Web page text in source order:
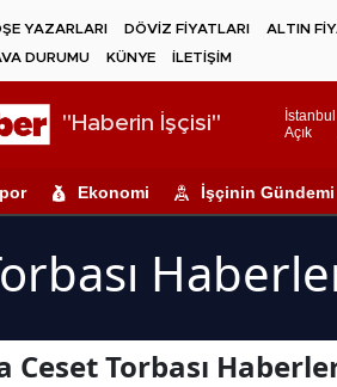
YAZARLARI DÖVİZ FİYATLARI ALTIN
DURUMU
KÜNYE İLETİŞİM
"Haberin İşçisi"
İstanbul
Açık
Ekonomi İşçinin Gündemi
Ceset Torbası